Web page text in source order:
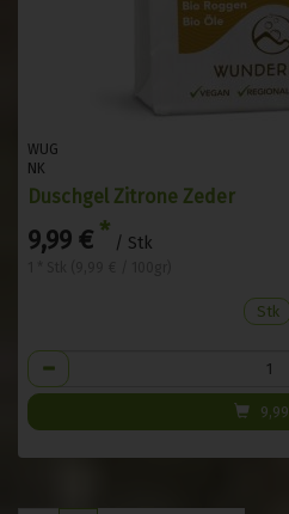
WUG
NK
Duschgel Zitrone Zeder
9,99 € * / Stk
Stk
Anzahl
9,99